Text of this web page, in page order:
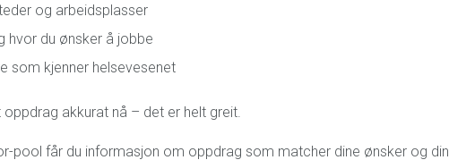
og arbeidsplasser
hvor du ønsker å jobbe
som kjenner helsevesenet
akkurat nå – det er helt greit.
pool får du informasjon om oppdrag som matcher dine ønsker og din